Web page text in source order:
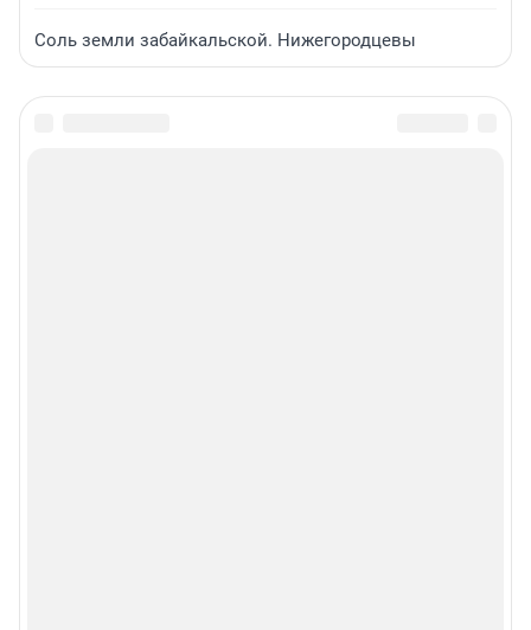
Соль земли забайкальской. Нижегородцевы